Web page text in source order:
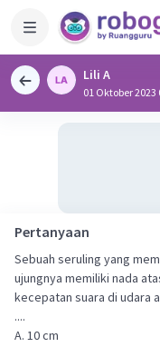
Lili A
01 Oktober 2023
Pertanyaan
Sebuah seruling yang
ujungnya memiliki nada
kecepatan suara di udara
....
A. 10 cm